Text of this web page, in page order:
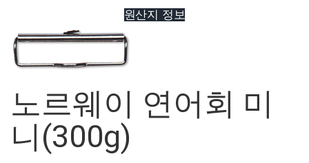
원산지 정보
노르웨이 연어회 미
니(300g)